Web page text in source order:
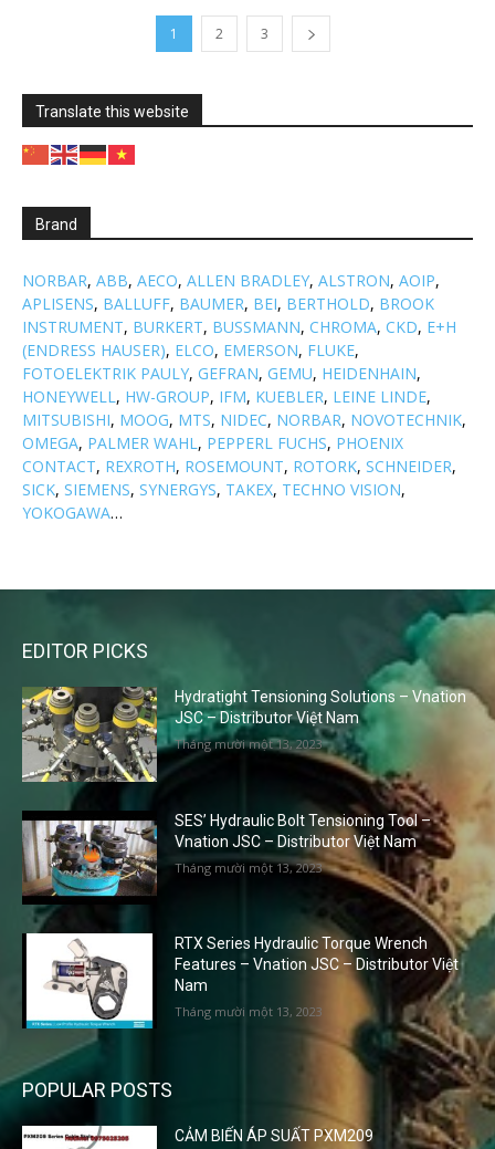
1 2 3
Translate this website
Brand
NORBAR, ABB, AECO, ALLEN BRADLEY, ALSTRON, AOIP,
APLISENS, BALLUFF, BAUMER, BEI, BERTHOLD, BROOK
INSTRUMENT, BURKERT, BUSSMANN, CHROMA, CKD, E+H
(ENDRESS HAUSER), ELCO, EMERSON, FLUKE,
FOTOELEKTRIK PAULY, GEFRAN, GEMU, HEIDENHAIN,
HONEYWELL, HW-GROUP, IFM, KUEBLER, LEINE LINDE,
MITSUBISHI, MOOG, MTS, NIDEC, NORBAR, NOVOTECHNIK,
OMEGA, PALMER WAHL, PEPPERL FUCHS, PHOENIX
CONTACT, REXROTH, ROSEMOUNT, ROTORK, SCHNEIDER,
SICK, SIEMENS, SYNERGYS, TAKEX, TECHNO VISION,
YOKOGAWA…
EDITOR PICKS
Hydratight Tensioning Solutions – Vnation
JSC – Distributor Việt Nam
Tháng mười một 13, 2023
SES’ Hydraulic Bolt Tensioning Tool –
Vnation JSC – Distributor Việt Nam
Tháng mười một 13, 2023
RTX Series Hydraulic Torque Wrench
Features – Vnation JSC – Distributor Việt
Nam
Tháng mười một 13, 2023
POPULAR POSTS
CẢM BIẾN ÁP SUẤT PXM209